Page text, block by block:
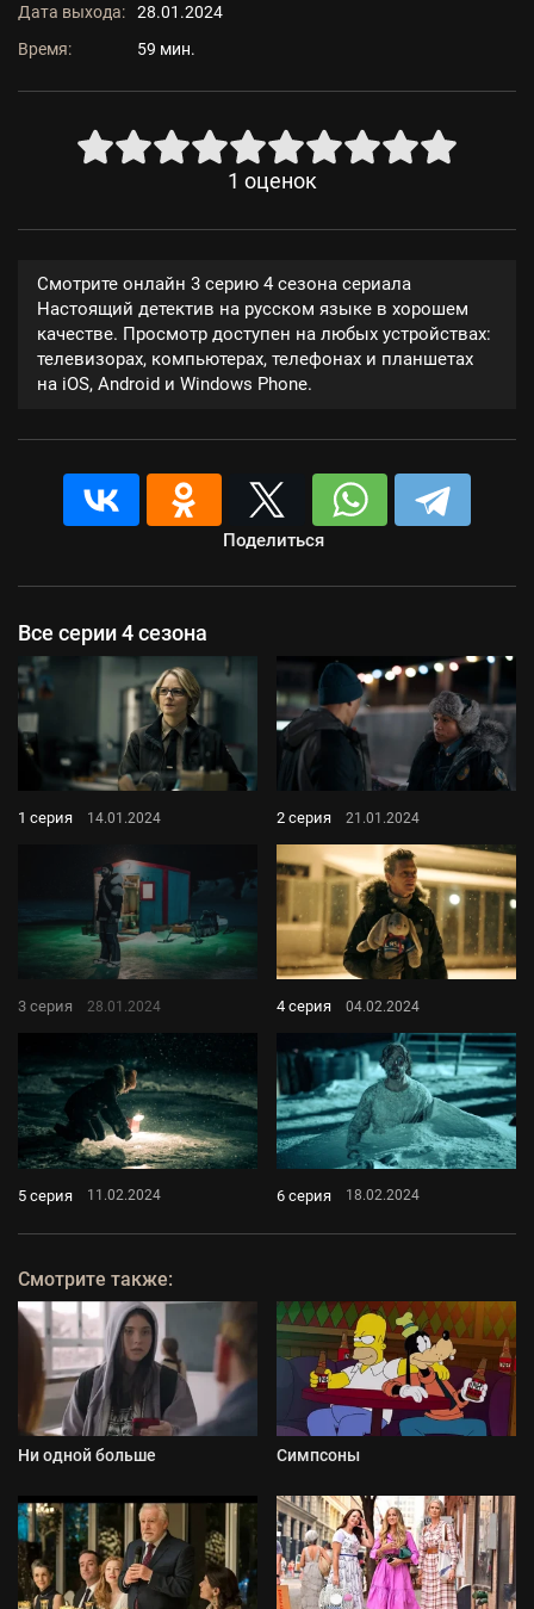
Дата выхода:
28.01.2024
Время:
59 мин.
1 оценок
Смотрите онлайн 3 серию 4 сезона сериала
Настоящий детектив на русском языке в хорошем
качестве. Просмотр доступен на любых устройствах:
телевизорах, компьютерах, телефонах и планшетах
на iOS, Android и Windows Phone.
Поделиться
Все серии 4 сезона
1 серия 14.01.2024 2 серия 21.01.2024
3 серия 28.01.2024 4 серия 04.02.2024
5 серия 11.02.2024 6 серия 18.02.2024
Смотрите также:
Ни одной больше Симпсоны